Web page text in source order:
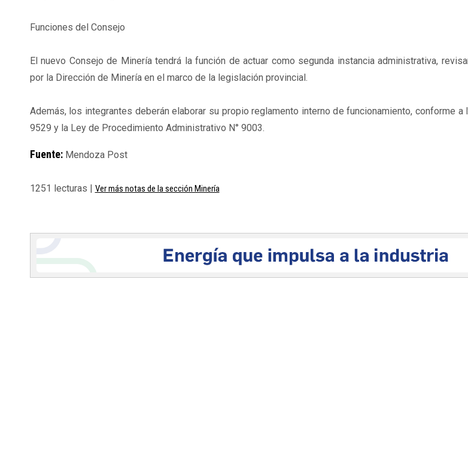
Funciones del Consejo
El nuevo Consejo de Minería tendrá la función de actuar como segunda instancia administrativa,
por la Dirección de Minería en el marco de la legislación provincial.
Además, los integrantes deberán elaborar su propio reglamento interno de funcionamiento, conforme a
9529 y la Ley de Procedimiento Administrativo N° 9003.
Fuente:Mendoza Post
1251 lecturas | Ver más notas de la sección Minería